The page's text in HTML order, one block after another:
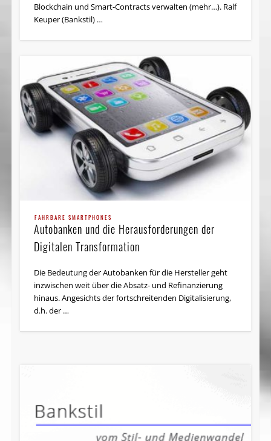
Blockchain und Smart-Contracts verwalten (mehr…). Ralf
Keuper (Bankstil) …
FAHRBARE SMARTPHONES
Autobanken und die Herausforderungen der
Digitalen Transformation
Die Bedeutung der Autobanken für die Hersteller geht
inzwischen weit über die Absatz- und Refinanzierung
hinaus. Angesichts der fortschreitenden Digitalisierung,
d.h. der …